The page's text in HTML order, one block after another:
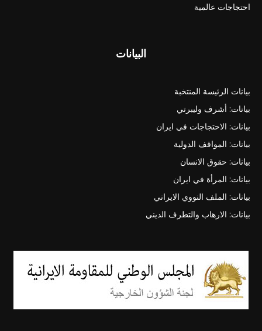
احتجاجات عالمية
البيانات
بيانات الرئيسة المنتخبة
بيانات: أشرف وليبرتي
بيانات: الاحتجاجات في ايران
بيانات: المواقف الدولية
بيانات: حقوق الانسان
بيانات: المرأة في ايران
بيانات: الملف النووي الايراني
بيانات: الارهاب والتطرف الديني